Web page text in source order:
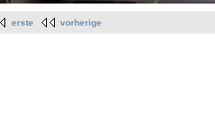
erste vorherige